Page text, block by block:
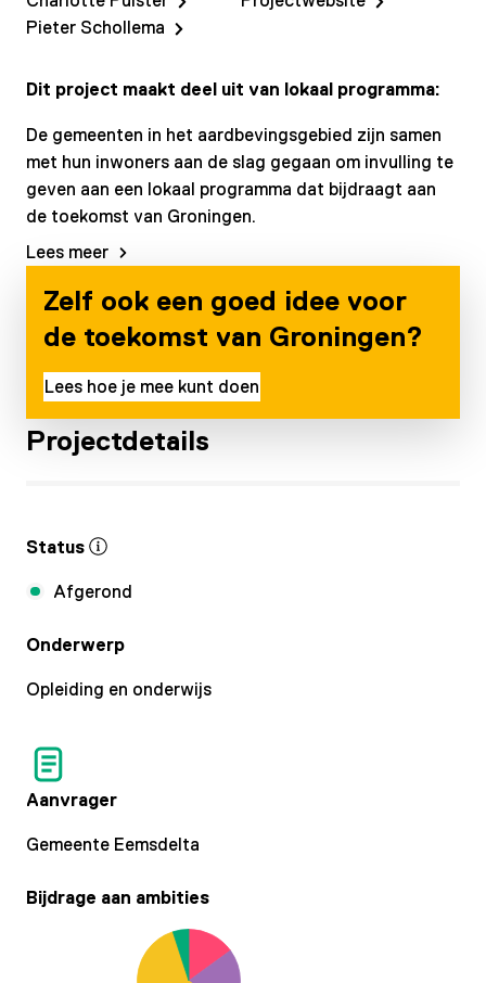
Pieter Schollema
Dit project maakt deel uit van lokaal programma:
De gemeenten in het aardbevingsgebied zijn samen
met hun inwoners aan de slag gegaan om invulling te
geven aan een lokaal programma dat bijdraagt aan
de toekomst van Groningen.
Lees meer
Zelf ook een goed idee voor
de toekomst van Groningen?
Lees hoe je mee kunt doen
Projectdetails
Status
Afgerond
Onderwerp
Opleiding en onderwijs
Aanvrager
Gemeente Eemsdelta
Bijdrage aan ambities